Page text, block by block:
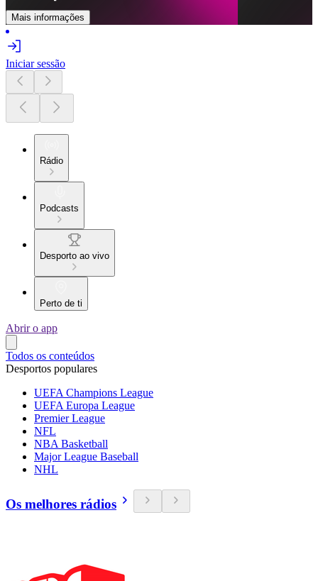
Mais informações
Iniciar sessão
Rádio
Podcasts
Desporto ao vivo
Perto de ti
Abrir o app
Todos os conteúdos
Desportos populares
UEFA Champions League
UEFA Europa League
Premier League
NFL
NBA Basketball
Major League Baseball
NHL
Os melhores rádios